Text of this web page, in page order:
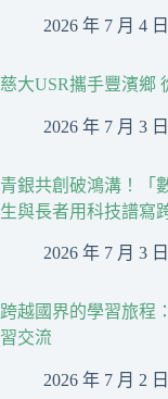
2026 年 7 月 4 日
慈大USR攜手豐濱鄉
2026 年 7 月 3 日
青銀共創破鴻溝！「
生與長者用科技譜寫
2026 年 7 月 3 日
跨越國界的學習旅程
習交流
2026 年 7 月 2 日